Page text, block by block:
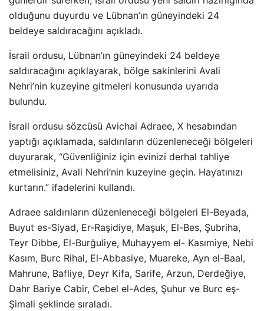
olduğunu duyurdu ve Lübnan’ın güneyindeki 24
beldeye saldıracağını açıkladı.
İsrail ordusu, Lübnan’ın güneyindeki 24 beldeye
saldıracağını açıklayarak, bölge sakinlerini Avali
Nehri’nin kuzeyine gitmeleri konusunda uyarıda
bulundu.
İsrail ordusu sözcüsü Avichai Adraee, X hesabından
yaptığı açıklamada, saldırıların düzenleneceği bölgeleri
duyurarak, “Güvenliğiniz için evinizi derhal tahliye
etmelisiniz, Avali Nehri’nin kuzeyine geçin. Hayatınızı
kurtarın.” ifadelerini kullandı.
Adraee saldırıların düzenleneceği bölgeleri El-Beyada,
Buyut es-Siyad, Er-Raşidiye, Maşuk, El-Bes, Şubriha,
Teyr Dibbe, El-Burğuliye, Muhayyem el- Kasımiye, Nebi
Kasım, Burc Rihal, El-Abbasiye, Muareke, Ayn el-Baal,
Mahrune, Bafliye, Deyr Kifa, Sarife, Arzun, Derdeğiye,
Dahr Bariye Cabir, Cebel el-Ades, Şuhur ve Burc eş-
Şimali şeklinde sıraladı.